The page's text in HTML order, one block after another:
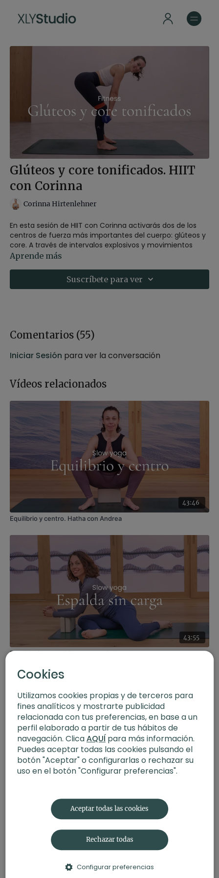
Glúteos y core tonificados. HIIT
con Corinna
Corinna Hirtenlehner
En esta sesión de HIIT con Corinna activarás dos de los
centros de fuerza más importantes del cuerpo: glúteos y
core. A través de intervalos explosivos y movimientos
funcionales, trabajarás la potencia, la estabilidad y la
toda la cadena posterior.
Una clase dinámica y motivadora que te impulsa a
superar tus límites, generar energía y sentir una
activación total. Ideal para quienes buscan un
entrenamiento eficiente, fuerte y cien por cien
Profesor: Corinna Hirtenlehner
Nivel
Intensidad: 3 (activa)
Material : bandas y mancuernas
: glúteo y abdomen
Contenido relacionado: Abs & glúteo power. HIIT con
Aprende más
Suscríbete para ver
Comentarios (55)
Iniciar Sesión para ver la conversación
Vídeos relacionados
43:46
Equilibrio y centro. Hatha con Andrea
43:55
Espalda sin carga. Yin yoga con Andrea
Cookies
Utilizamos cookies propias y de terceros para
fines analíticos y mostrarte publicidad
relacionada con tus preferencias, en base a un
perfil elaborado a partir de tus hábitos de
navegación. ClicaAQUÍpara más información.
Puedes aceptar todas las cookies pulsando el
botón "Aceptar" o configurarlas o rechazar su
uso en el botón "Configurar preferencias".
Aceptar todas las cookies
Rechazar todas
Configurar preferencias